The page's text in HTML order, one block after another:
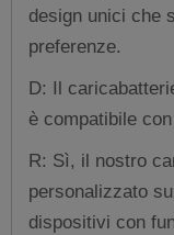
design unici che
preferenze.
D: Il
è compatibile
R: Sì, il nostro
personalizzato
dispositivi con